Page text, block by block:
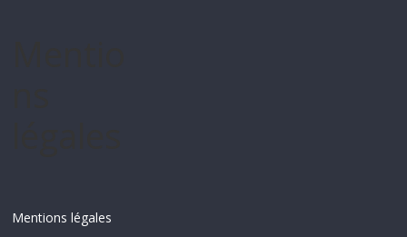
Mentions légales